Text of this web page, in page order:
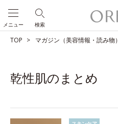
検索
メニュー
TOP マガジン（美容情報・読み物）
乾性肌のまとめ